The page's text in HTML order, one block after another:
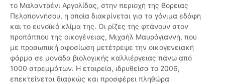
το Μαλαντρένι Αργολίδας, στην περιοχή της Βόρειας
Πελοποννήσου, η οποία διακρίνεται για τα γόνιμα εδάφη
και το ευνοϊκό κλίμα της. Οι ρίζες της φτάνουν στον
προπάππου της οικογένειας, Μιχαήλ Μαυρόγιαννη, που
με προσωπική αφοσίωση μετέτρεψε την οικογενειακή
φάρμα σε μονάδα βιολογικής καλλιέργειας πάνω από
1000 στρεμμάτων. Η εταιρεία, ιδρυθείσα το 2006,
επεκτείνεται διαρκώς και προσφέρει πληθώρα